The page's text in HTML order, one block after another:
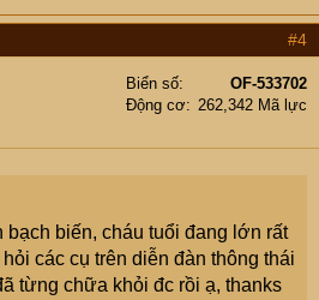
#4
Biển số
OF-533702
Động cơ
262,342 Mã lực
bạch biến, cháu tuổi đang lớn rất
các cụ trên diễn đàn thông thái
từng chữa khỏi đc rồi ạ, thanks